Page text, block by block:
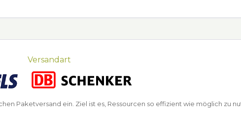
Versandart
Paketversand ein. Ziel ist es, Ressourcen so effizient wie möglich zu